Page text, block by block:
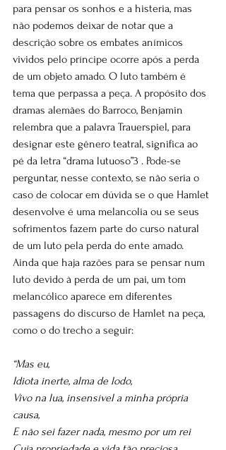
para pensar os sonhos e a histeria, mas
não podemos deixar de notar que a
descrição sobre os embates anímicos
vividos pelo príncipe ocorre após a perda
de um objeto amado. O luto também é
tema que perpassa a peça. A propósito dos
dramas alemães do Barroco, Benjamin
relembra que a palavra Trauerspiel, para
designar este gênero teatral, significa ao
pé da letra “drama lutuoso”3 . Pode-se
perguntar, nesse contexto, se não seria o
caso de colocar em dúvida se o que Hamlet
desenvolve é uma melancolia ou se seus
sofrimentos fazem parte do curso natural
de um luto pela perda do ente amado.
Ainda que haja razões para se pensar num
luto devido à perda de um pai, um tom
melancólico aparece em diferentes
passagens do discurso de Hamlet na peça,
como o do trecho a seguir:
“Mas eu,
Idiota inerte, alma de lodo,
Vivo na lua, insensível a minha própria
causa,
E não sei fazer nada, mesmo por um rei